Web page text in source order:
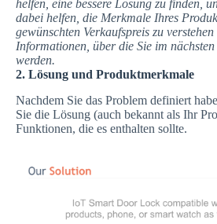
helfen, eine bessere Lösung zu finden,
dabei helfen, die Merkmale Ihres
gewünschten Verkaufspreis zu
Informationen, über die Sie im
werden.
2. Lösung und Produktmerkmale
Nachdem Sie das Problem definiert
Sie die Lösung (auch bekannt als Ihr
Funktionen, die es enthalten sollte.